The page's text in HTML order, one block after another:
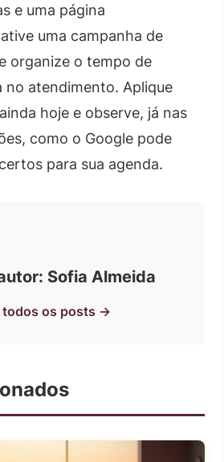
e uma página
uma campanha de
organize o tempo de
no atendimento. Aplique
hoje e observe, já nas
como o Google pode
para sua agenda.
Sofia Almeida
todos os posts →